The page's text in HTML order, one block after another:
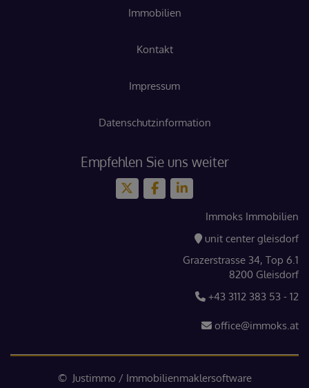
Immobilien
Kontakt
Impressum
Datenschutzinformation
Empfehlen Sie uns weiter
Immoks Immobilien
unit center gleisdorf
Grazerstrasse 34, Top 6.1
8200 Gleisdorf
+43 3112 383 53 - 12
office@immoks.at
© Justimmo / Immobilienmaklersoftware